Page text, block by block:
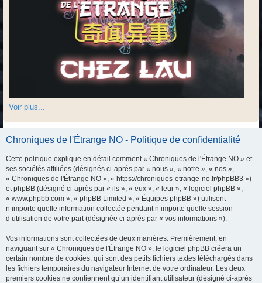
Voir plus...
Chroniques de l'Étrange NO - Politique de confidentialité
Cette politique explique en détail comment « Chroniques de l'Étrange NO » et
ses sociétés affiliées (désignés ci-après par « nous », « notre », « nos »,
« Chroniques de l'Étrange NO », « https://chroniques-etrange-no.fr/phpBB3 »)
et phpBB (désigné ci-après par « ils », « eux », « leur », « logiciel phpBB »,
« www.phpbb.com », « phpBB Limited », « Équipes phpBB ») utilisent
n’importe quelle information collectée pendant n’importe quelle session
d’utilisation de votre part (désignée ci-après par « vos informations »).
Vos informations sont collectées de deux manières. Premièrement, en
naviguant sur « Chroniques de l'Étrange NO », le logiciel phpBB créera un
certain nombre de cookies, qui sont des petits fichiers textes téléchargés dans
les fichiers temporaires du navigateur Internet de votre ordinateur. Les deux
premiers cookies ne contiennent qu’un identifiant utilisateur (désigné ci-après